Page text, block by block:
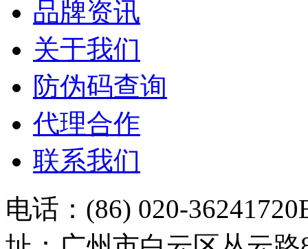
品牌资讯
关于我们
防伪码查询
代理合作
联系我们
电话：(86) 020-36241720